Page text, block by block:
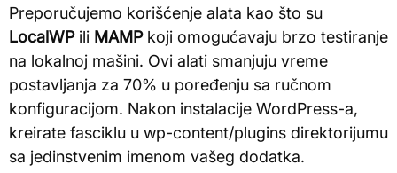
Preporučujemo korišćenje alata kao što su
LocalWPili MAMPkoji omogućavaju brzo testiranje
na lokalnoj mašini. Ovi alati smanjuju vreme
postavljanja za 70% u poređenju sa ručnom
konfiguracijom. Nakon instalacije WordPress-a,
kreirate fasciklu u wp-content/plugins direktorijumu
sa jedinstvenim imenom vašeg dodatka.